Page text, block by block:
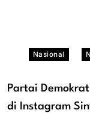
Nasional
Partai
di Instagram